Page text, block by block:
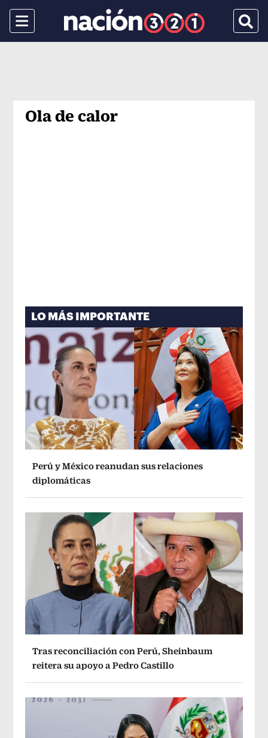
Menu
Ola de calor
LO MÁS IMPORTANTE
Perú y México reanudan sus relaciones
diplomáticas
Tras reconciliación con Perú, Sheinbaum
reitera su apoyo a Pedro Castillo